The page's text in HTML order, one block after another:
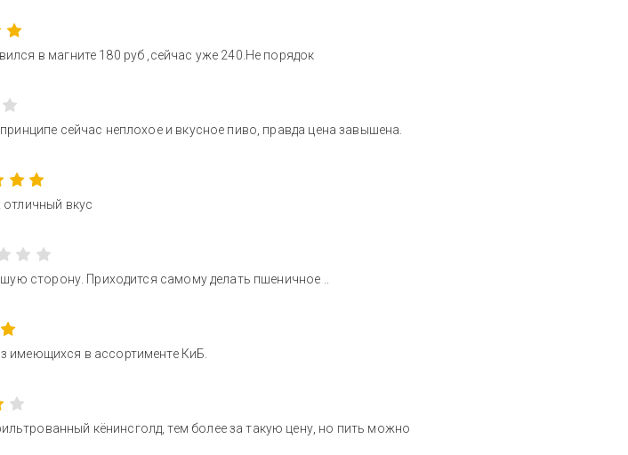
в магните 180 руб ,сейчас уже 240.Не порядок
сейчас неплохое и вкусное пиво, правда цена завышена.
отличный вкус
сторону. Приходится самому делать пшеничное ..
имеющихся в ассортименте КиБ.
кёнинсголд, тем более за такую цену, но пить можно